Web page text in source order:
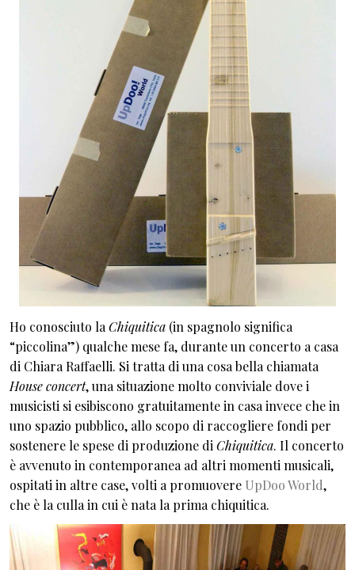
Ho conosciuto la Chiquitica (in spagnolo significa
“piccolina”) qualche mese fa, durante un concerto a casa
di Chiara Raffaelli. Si tratta di una cosa bella chiamata
House concert, una situazione molto conviviale dove i
musicisti si esibiscono gratuitamente in casa invece che in
uno spazio pubblico, allo scopo di raccogliere fondi per
sostenere le spese di produzione di Chiquitica. Il concerto
è avvenuto in contemporanea ad altri momenti musicali,
ospitati in altre case, volti a promuovere UpDoo World,
che è la culla in cui è nata la prima chiquitica.